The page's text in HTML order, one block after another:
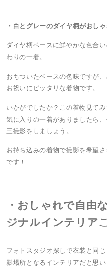
・白とグレーのダイヤ柄がおし
ダイヤ柄ベースに鮮やかな色合
わりの一着。
おちついたベースの色味ですが
お祝いにピッタリな着物です。
いかがでしたか？この着物見て
気に入りの一着がありましたら
三撮影をしましょう。
お持ち込みの着物で撮影を希望
です！
・おしゃれで自由
ジナルインテリア
フォトスタジオ探しで衣装と同
影場所となるインテリアだと思い